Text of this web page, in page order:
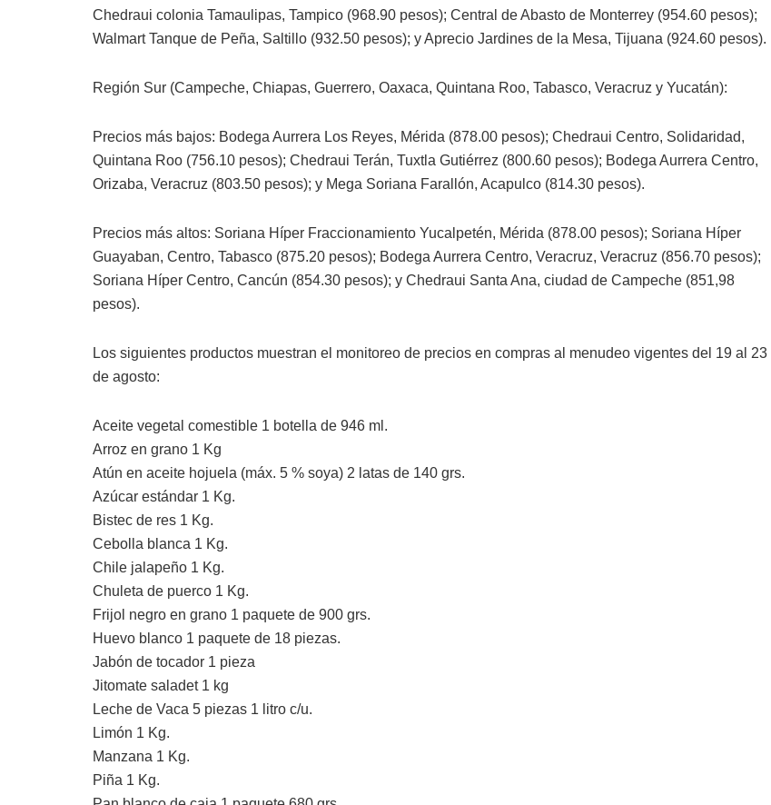
Chedraui colonia Tamaulipas, Tampico (968.90 pesos); Central de Abasto de Monterrey (954.60 pesos);
Walmart Tanque de Peña, Saltillo (932.50 pesos); y Aprecio Jardines de la Mesa, Tijuana (924.60 pesos).
Región Sur (Campeche, Chiapas, Guerrero, Oaxaca, Quintana Roo, Tabasco, Veracruz y Yucatán):
Precios más bajos: Bodega Aurrera Los Reyes, Mérida (878.00 pesos); Chedraui Centro, Solidaridad,
Quintana Roo (756.10 pesos); Chedraui Terán, Tuxtla Gutiérrez (800.60 pesos); Bodega Aurrera Centro,
Orizaba, Veracruz (803.50 pesos); y Mega Soriana Farallón, Acapulco (814.30 pesos).
Precios más altos: Soriana Híper Fraccionamiento Yucalpetén, Mérida (878.00 pesos); Soriana Híper
Guayaban, Centro, Tabasco (875.20 pesos); Bodega Aurrera Centro, Veracruz, Veracruz (856.70 pesos);
Soriana Híper Centro, Cancún (854.30 pesos); y Chedraui Santa Ana, ciudad de Campeche (851,98
pesos).
Los siguientes productos muestran el monitoreo de precios en compras al menudeo vigentes del 19 al 23
de agosto:
Aceite vegetal comestible 1 botella de 946 ml.
Arroz en grano 1 Kg
Atún en aceite hojuela (máx. 5 % soya) 2 latas de 140 grs.
Azúcar estándar 1 Kg.
Bistec de res 1 Kg.
Cebolla blanca 1 Kg.
Chile jalapeño 1 Kg.
Chuleta de puerco 1 Kg.
Frijol negro en grano 1 paquete de 900 grs.
Huevo blanco 1 paquete de 18 piezas.
Jabón de tocador 1 pieza
Jitomate saladet 1 kg
Leche de Vaca 5 piezas 1 litro c/u.
Limón 1 Kg.
Manzana 1 Kg.
Piña 1 Kg.